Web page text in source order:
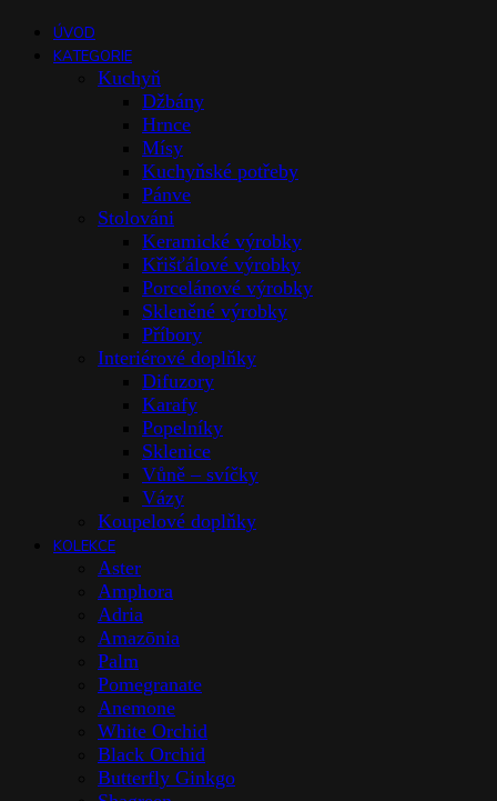
ÚVOD
KATEGORIE
Kuchyň
Džbány
Hrnce
Mísy
Kuchyňské potřeby
Pánve
Stolováni
Keramické výrobky
Křišťálové výrobky
Porcelánové výrobky
Skleněné výrobky
Příbory
Interiérové doplňky
Difuzory
Karafy
Popelníky
Sklenice
Vůně – svíčky
Vázy
Koupelové doplňky
KOLEKCE
Aster
Amphora
Adria
Amazōnia
Palm
Pomegranate
Anemone
White Orchid
Black Orchid
Butterfly Ginkgo